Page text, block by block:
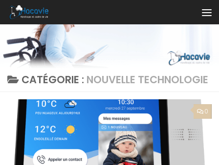
Au dessous du contenu
CATÉGORIE : NOUVELLE TECHNOLOGIE
0